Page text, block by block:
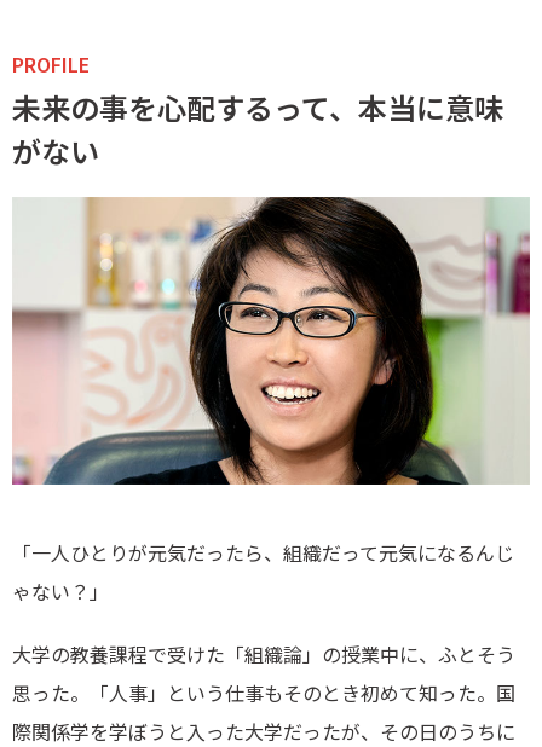
PROFILE
未来の事を心配するって、本当に意味
がない
「一人ひとりが元気だったら、組織だって元気になるんじ
ゃない？」
大学の教養課程で受けた「組織論」の授業中に、ふとそう
思った。「人事」という仕事もそのとき初めて知った。国
際関係学を学ぼうと入った大学だったが、その日のうちに